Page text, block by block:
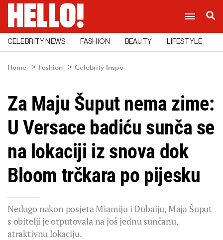
CELEBRITY NEWS FASHION BEAUTY LIFESTYLE
Home Fashion Celebrity Inspo
Za Maju Šuput nema zime:
U Versace badiću sunča se
na lokaciji iz snova dok
Bloom trčkara po pijesku
Nedugo nakon posjeta Miamiju i Dubaiju, Maja Šuput
s obitelji je otputovala na još jednu sunčanu,
atraktivnu lokaciju.